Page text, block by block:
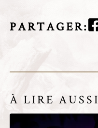
PARTAGER:
À LIRE AUSSI